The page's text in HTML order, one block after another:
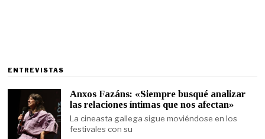
ENTREVISTAS
Anxos Fazáns: «Siempre busqué analizar
las relaciones íntimas que nos afectan»
La cineasta gallega sigue moviéndose en los
festivales con su